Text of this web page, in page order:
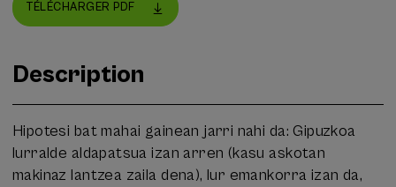
TÉLÉCHARGER PDF
Description
Hipotesi bat mahai gainean jarri nahi da: Gipuzkoa
lurralde aldapatsua izan arren (kasu askotan
makinaz lantzea zaila dena), lur emankorra izan da,